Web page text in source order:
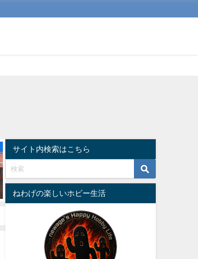
ドローン
WTC-1167US-BはTello（ドロー
ン）の飛行距離延長にも有効だ
った。
らこれ！骨伝導ヘッドセッ
サイト内検索はこちら
ねわげの楽しいホビー生活